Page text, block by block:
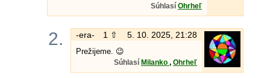
Súhlasí Ohrheľ
2. -era- 1 ⇧ 5. 10. 2025, 21:28
Prežijeme. 😉
Súhlasí Milanko , Ohrheľ